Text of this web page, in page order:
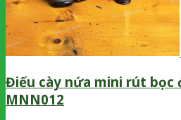
Điếu cày nứa mini rút bọc
MNN012